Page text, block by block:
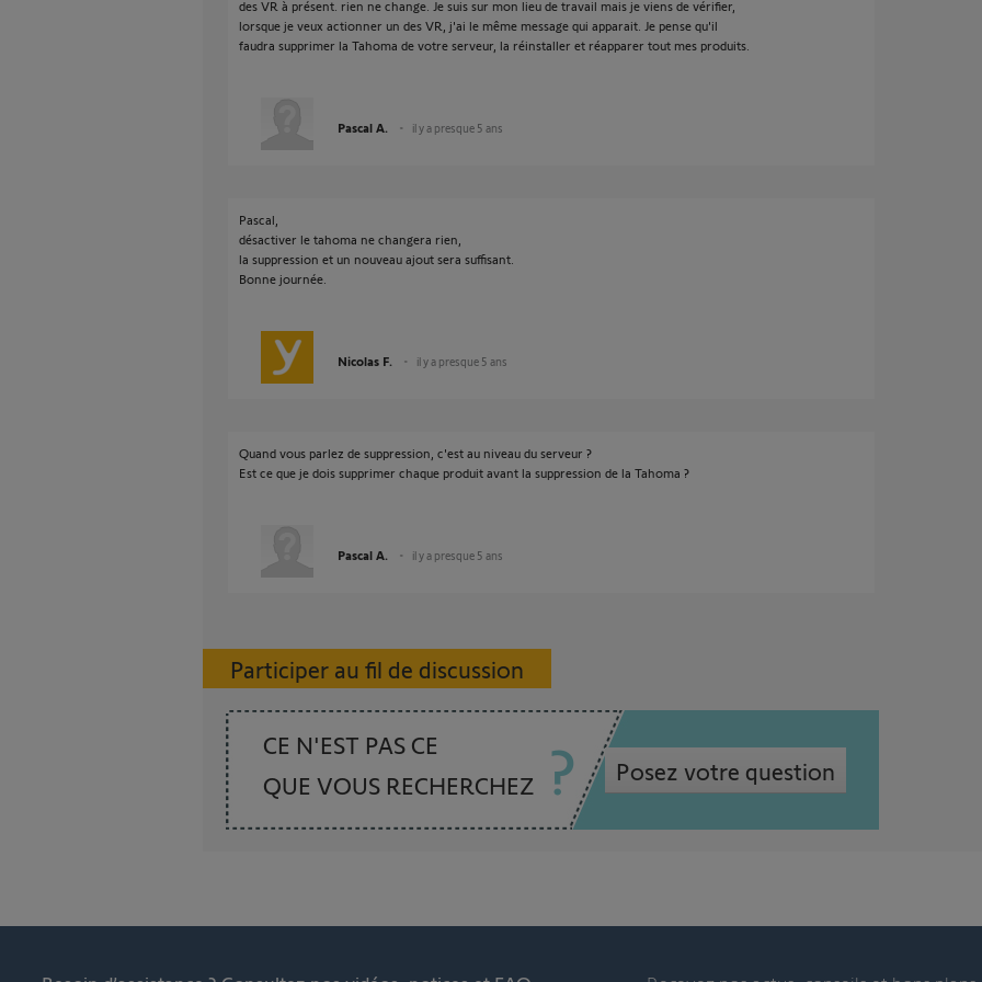
des VR à présent. rien ne change. Je suis sur mon lieu de travail mais je viens de vérifier,
lorsque je veux actionner un des VR, j'ai le même message qui apparait. Je pense qu'il
faudra supprimer la Tahoma de votre serveur, la réinstaller et réapparer tout mes produits.
Pascal A. il y a presque 5 ans
Pascal,
désactiver le tahoma ne changera rien,
la suppression et un nouveau ajout sera suffisant.
Bonne journée.
Nicolas F. il y a presque 5 ans
Quand vous parlez de suppression, c'est au niveau du serveur ?
Est ce que je dois supprimer chaque produit avant la suppression de la Tahoma ?
Pascal A. il y a presque 5 ans
Participer au fil de discussion
CE N'EST PAS CE
QUE VOUS RECHERCHEZ
Posez votre question